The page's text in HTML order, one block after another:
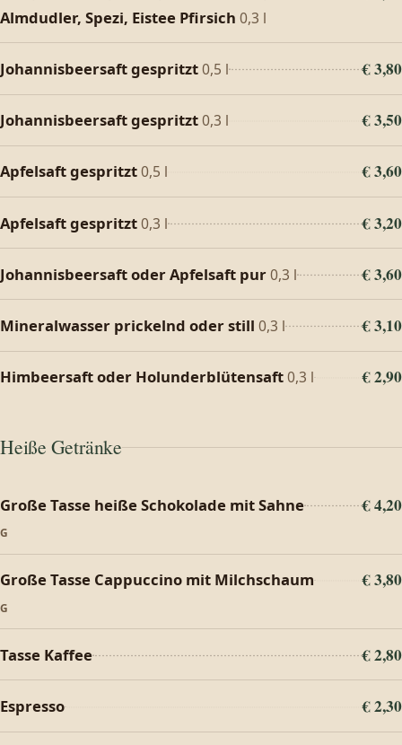
Almdudler, Spezi, Eistee Pfirsich 0,3 l
Johannisbeersaft gespritzt0,5 l € 3,80
Johannisbeersaft gespritzt0,3 l € 3,50
Apfelsaft gespritzt0,5 l € 3,60
Apfelsaft gespritzt0,3 l € 3,20
Johannisbeersaft oder Apfelsaft pur0,3 l € 3,60
Mineralwasser prickelnd oder still 0,3 l € 3,10
Himbeersaft oder Holunderblütensaft0,3 l € 2,90
Heiße Getränke
Große Tasse heiße Schokolade mit Sahne € 4,20
G
Große Tasse Cappuccino mit Milchschaum € 3,80
G
Tasse Kaffee € 2,80
Espresso € 2,30